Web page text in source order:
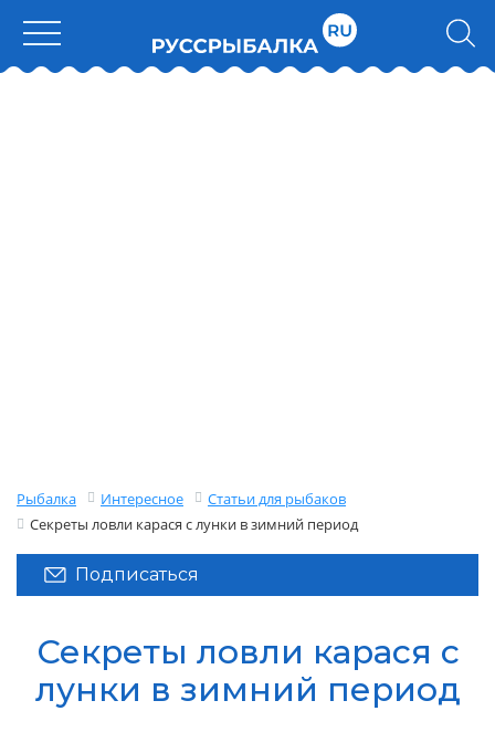
Рыбалка Интересное
Статьи для рыбаков
Секреты ловли карася с лунки в зимний период
Подписаться
Секреты ловли карася с
лунки в зимний период